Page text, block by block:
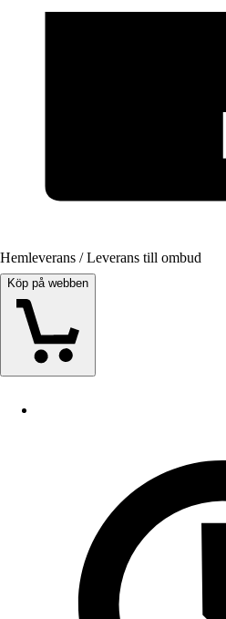
Hemleverans / Leverans till ombud
Köp på webben